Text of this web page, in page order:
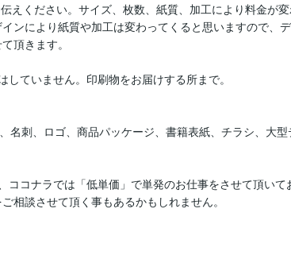
えください。サイズ、枚数、紙質、加工により料金が変
ンにより紙質や加工は変わってくると思いますので、
頂きます。
ていません。印刷物をお届けする所まで。
名刺、ロゴ、商品パッケージ、書籍表紙、チラシ、大型
コナラでは「低単価」で単発のお仕事をさせて頂いて
相談させて頂く事もあるかもしれません。